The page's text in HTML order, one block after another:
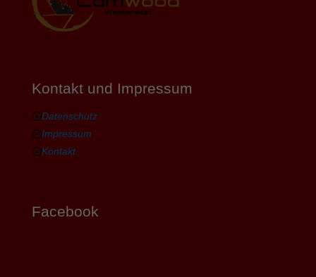
Kontakt und Impressum
Datenschutz
Impressum
Kontakt
Facebook